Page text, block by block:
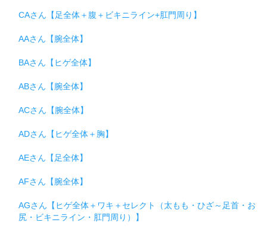
CAさん【足全体＋腹＋ビキニライン+肛門周り】
AAさん【腕全体】
BAさん【ヒゲ全体】
ABさん【腕全体】
ACさん【腕全体】
ADさん【ヒゲ全体＋胸】
AEさん【足全体】
AFさん【腕全体】
AGさん【ヒゲ全体＋ワキ＋セレクト（太もも・ひざ～足首・お
尻・ビキニライン・肛門周り）】